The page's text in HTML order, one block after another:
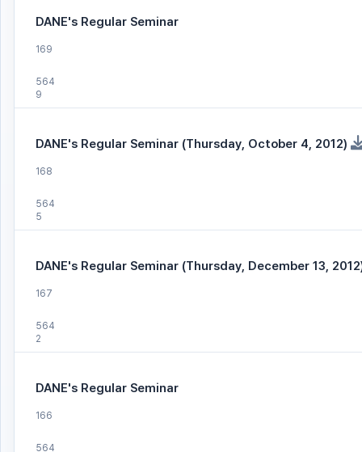
169
DANE's Regular Seminar
564
9
168
DANE's Regular Seminar (Thursday, October 4, 2012)
564
5
167
DANE's Regular Seminar (Thursday, December 13,
564
2
166
DANE's Regular Seminar
564